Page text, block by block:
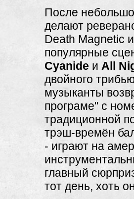
После
делают
Death Magnetic
популярные
Cyanide и All
двойного
музыканты
програме" с
традиционной
трэш-времён
- играют на
главный
тот день, хоть